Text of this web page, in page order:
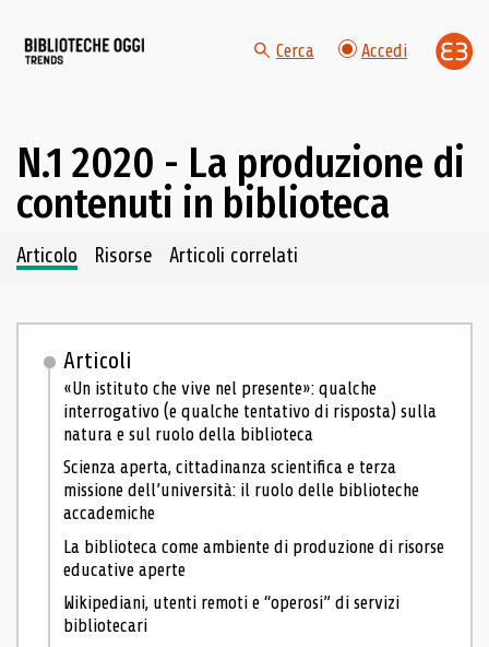
Cerca Accedi
N.1 2020 - La produzione di
contenuti in biblioteca
Navigazione dei contenuti del fascicolo
Articolo Risorse Articoli correlati
Articoli
«Un istituto che vive nel presente»: qualche
interrogativo (e qualche tentativo di risposta) sulla
natura e sul ruolo della biblioteca
Scienza aperta, cittadinanza scientifica e terza
missione dell’università: il ruolo delle biblioteche
accademiche
La biblioteca come ambiente di produzione di risorse
educative aperte
Wikipediani, utenti remoti e “operosi” di servizi
bibliotecari